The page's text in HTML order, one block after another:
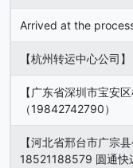
Arrived at the
【杭州转运中心公司
【广东省深圳市宝安
（19842742790）
【河北省邢台市广宗
18521188579 圆通快